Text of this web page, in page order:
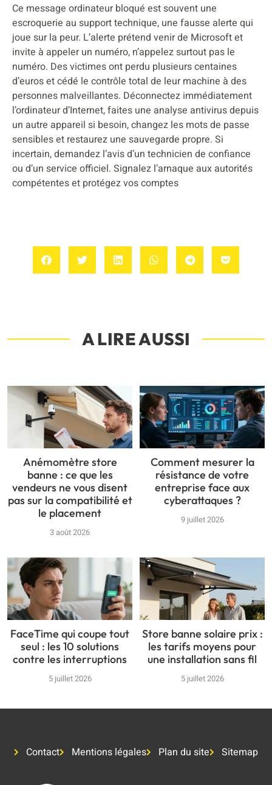
Ce message ordinateur bloqué est souvent une
escroquerie au support technique, une fausse alerte qui
joue sur la peur. L’alerte prétend venir de Microsoft et
invite à appeler un numéro, n’appelez surtout pas le
numéro. Des victimes ont perdu plusieurs centaines
d’euros et cédé le contrôle total de leur machine à des
personnes malveillantes. Déconnectez immédiatement
l’ordinateur d’Internet, faites une analyse antivirus depuis
un autre appareil si besoin, changez les mots de passe
sensibles et restaurez une sauvegarde propre. Si
incertain, demandez l’avis d’un technicien de confiance
ou d’un service officiel. Signalez l’arnaque aux autorités
compétentes et protégez vos comptes
A LIRE AUSSI
Anémomètre store
banne : ce que les
vendeurs ne vous disent
pas sur la compatibilité et
le placement
3 août 2026
Comment mesurer la
résistance de votre
entreprise face aux
cyberattaques ?
9 juillet 2026
FaceTime qui coupe tout
seul : les 10 solutions
contre les interruptions
5 juillet 2026
Store banne solaire prix :
les tarifs moyens pour
une installation sans fil
5 juillet 2026
Contact Mentions légales Plan du site Sitemap